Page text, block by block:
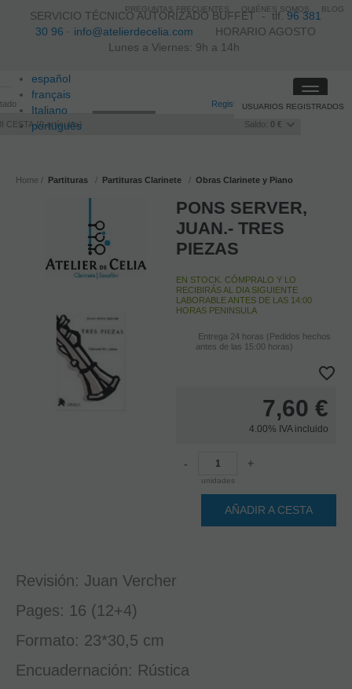
SERVICIO TÉCNICO AUTORIZADO BUFFET -tlf.96 381
30 96 · info@atelierdecelia.com HORARIO AGOSTO
Lunes a Viernes: 9h a 14h
español
français
Italiano
português
Registro /Iniciar sesión
CESTA 0artículos Saldo: 0 €
USUARIOS REGISTRADOS
Toggle
Home Partituras Partituras Clarinete Obras Clarinete y Piano
PONS SERVER,
JUAN.- TRES
PIEZAS
EN STOCK. CÓMPRALO Y LO
RECIBIRÁS AL DIA SIGUIENTE
LABORABLE ANTES DE LAS 14:00
HORAS PENINSULA
Entrega 24 horas (Pedidos hechos
antes de las 15:00 horas)
7,60 €
4.00% IVA incluido
-
unidades
+
AÑADIR A CESTA
Revisión: Juan Vercher
Pages: 16 (12+4)
Formato: 23*30,5 cm
Encuadernación: Rústica
PREGUNTAS FRECUENTES QUIÉNES SOMOS BLOG